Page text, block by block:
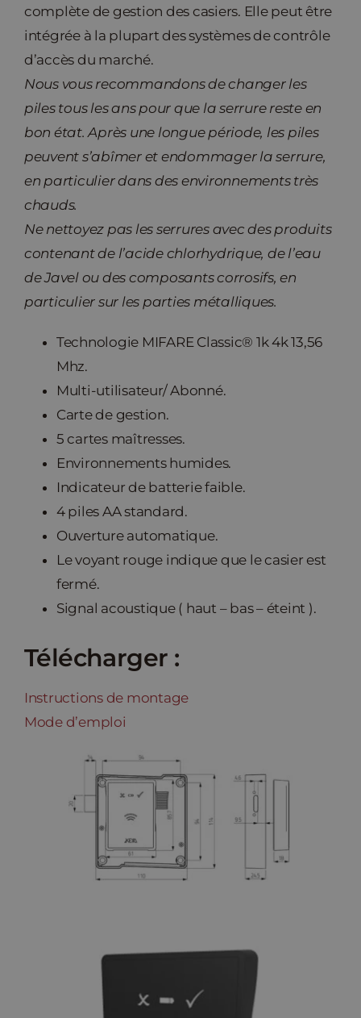
complète de gestion des casiers. Elle peut être
intégrée à la plupart des systèmes de contrôle
d’accès du marché.
Nous vous recommandons de changer les
piles tous les ans pour que la serrure reste en
bon état. Après une longue période, les piles
peuvent s’abîmer et endommager la serrure,
en particulier dans des environnements très
chauds.
Ne nettoyez pas les serrures avec des produits
contenant de l’acide chlorhydrique, de l’eau
de Javel ou des composants corrosifs, en
particulier sur les parties métalliques.
Technologie MIFARE Classic® 1k 4k 13,56
Mhz.
Multi-utilisateur/ Abonné.
Carte de gestion.
5 cartes maîtresses.
Environnements humides.
Indicateur de batterie faible.
4 piles AA standard.
Ouverture automatique.
Le voyant rouge indique que le casier est
fermé.
Signal acoustique ( haut – bas – éteint ).
Télécharger :
Instructions de montage
Mode d’emploi